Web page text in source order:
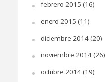
febrero 2015 (16)
enero 2015 (11)
diciembre 2014(20)
noviembre 2014(26)
octubre 2014(19)